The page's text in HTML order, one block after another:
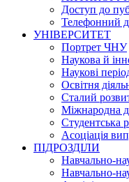
Доступ до
Телефонний
УНІВЕРСИТЕТ
Портрет ЧНУ
Наукова й
Наукові
Освітня
Сталий
Міжнародна
Студентська
Асоціація
ПІДРОЗДІЛИ
Навчально-
Навчально-